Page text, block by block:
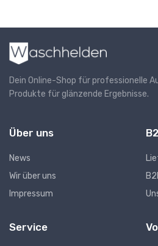
Dein Online-Shop für professionelle
Produkte für glänzende Ergebnisse.
Über uns
News
Wir über uns
Impressum
Service